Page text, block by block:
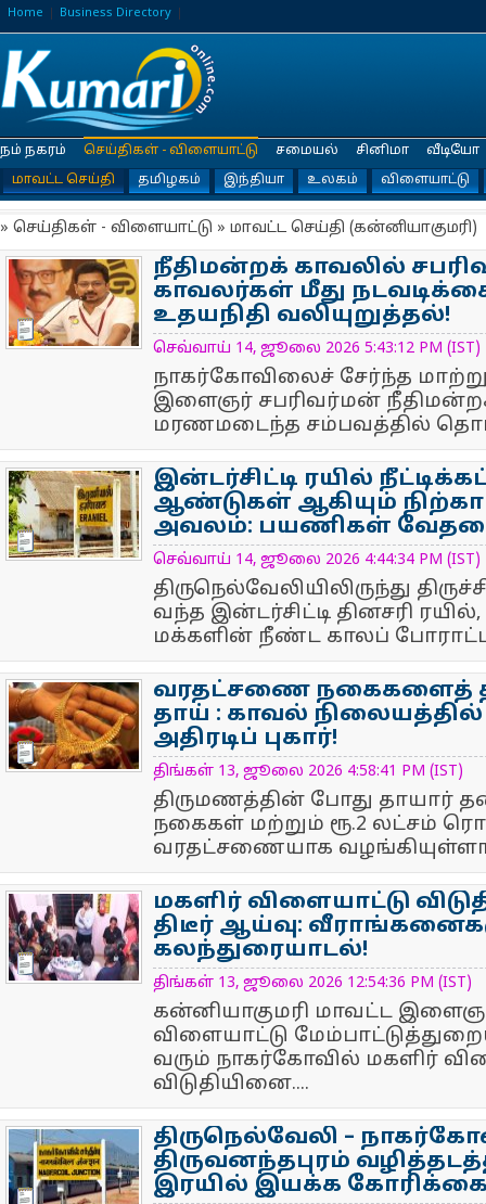
Home Business Directory
நம் நகரம்
செய்திகள் - விளையாட்டு
மாவட்ட செய்தி
தமிழகம் இந்தியா உலகம் விளையாட்டு
சமையல் சினிமா வீடியோ
» செய்திகள் - விளையாட்டு » மாவட்ட செய்தி (கன்னியாகுமரி)
NewsIcon
நீதிமன்றக் காவலில்
காவலர்கள் மீது
உதயநிதி வலியுறுத்தல்!
செவ்வாய் 14, ஜூலை 2026 5:43:12 PM (IST)
நாகர்கோவிலைச் சேர்ந்த
இளைஞர் சபரிவர்மன்
மரணமடைந்த சம்பவத்தில்
NewsIcon
இன்டர்சிட்டி ரயில்
ஆண்டுகள் ஆகியும்
அவலம்: பயணிகள்
செவ்வாய் 14, ஜூலை 2026 4:44:34 PM (IST)
திருநெல்வேலியிலிருந்து
வந்த இன்டர்சிட்டி தினசரி ரயில்,
மக்களின் நீண்ட காலப்
NewsIcon
வரதட்சணை நகைகளைத்
தாய் : காவல் நிலையத்தில்
அதிரடிப் புகார்!
திங்கள் 13, ஜூலை 2026 4:58:41 PM (IST)
திருமணத்தின் போது தாயார்
நகைகள் மற்றும் ரூ.2 லட்சம்
வரதட்சணையாக
NewsIcon
மகளிர் விளையாட்டு
திடீர் ஆய்வு:
கலந்துரையாடல்!
திங்கள் 13, ஜூலை 2026 12:54:36 PM (IST)
கன்னியாகுமரி மாவட்ட
விளையாட்டு
வரும் நாகர்கோவில் மகளிர்
விடுதியினை....
NewsIcon
திருநெல்வேலி –
திருவனந்தபுரம்
இரயில் இயக்க